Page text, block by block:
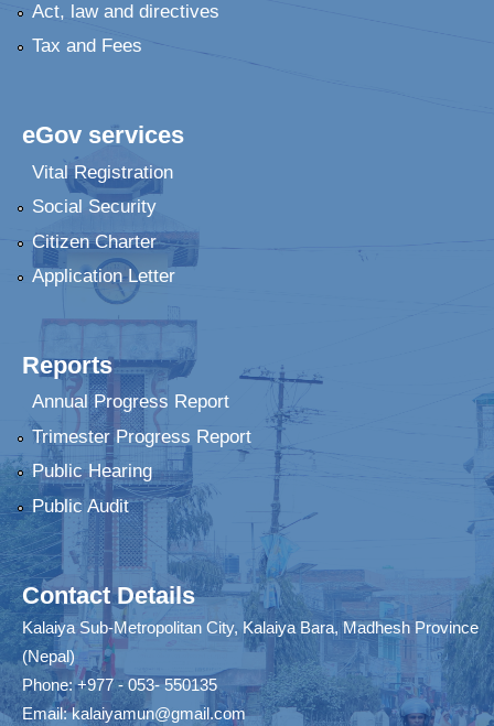
Act, law and directives
Tax and Fees
eGov services
Vital Registration
Social Security
Citizen Charter
Application Letter
Reports
Annual Progress Report
Trimester Progress Report
Public Hearing
Public Audit
Contact Details
Kalaiya Sub-Metropolitan City, Kalaiya Bara, Madhesh Province
(Nepal)
Phone: +977 - 053- 550135
Email:kalaiyamun@gmail.com